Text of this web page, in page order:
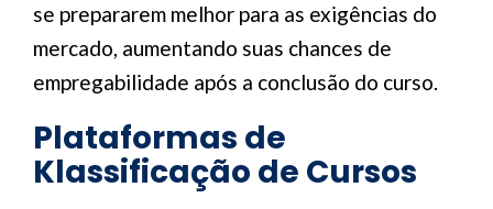
se prepararem melhor para as exigências do
mercado, aumentando suas chances de
empregabilidade após a conclusão do curso.
Plataformas de
Klassificação de Cursos